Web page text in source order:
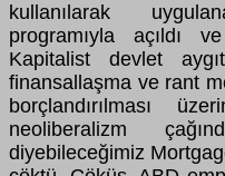
kullanılarak
programıyla açıldı
Kapitalist devlet
finansallaşma ve rant
borçlandırılması
neoliberalizm
diyebileceğimiz